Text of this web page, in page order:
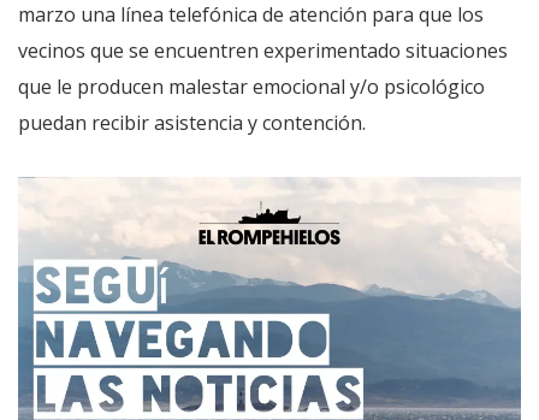
marzo una línea telefónica de atención para que los
vecinos que se encuentren experimentado situaciones
que le producen malestar emocional y/o psicológico
puedan recibir asistencia y contención.